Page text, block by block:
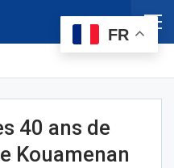
40 ans de
Kouamenan
FR